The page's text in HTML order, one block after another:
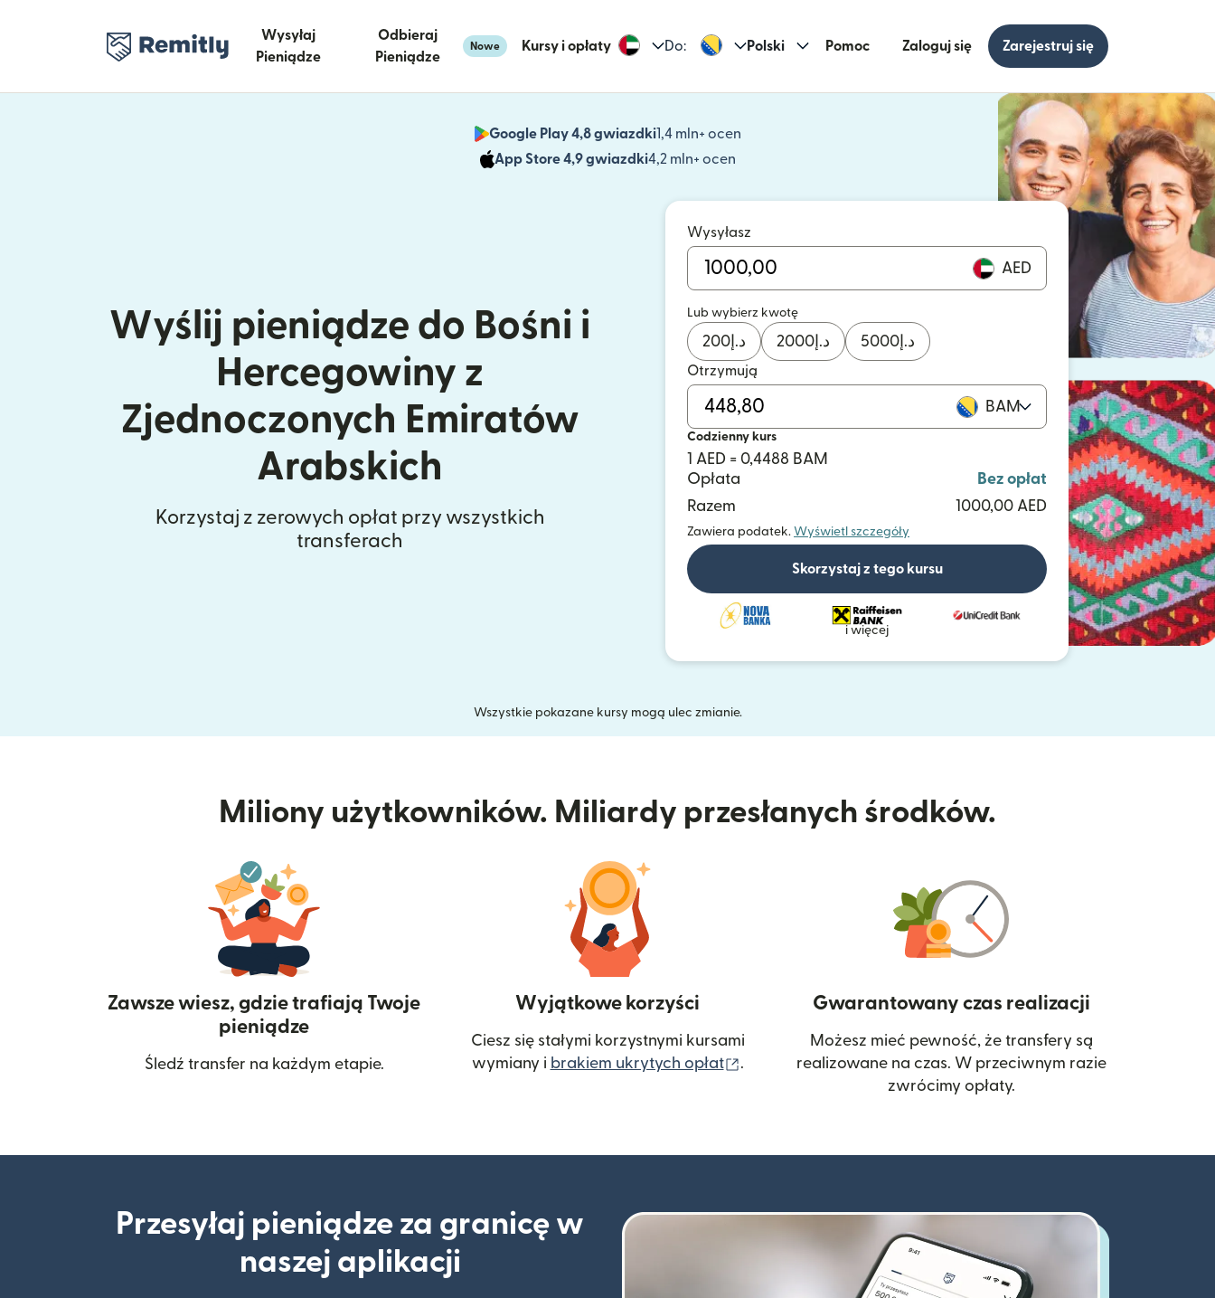
Wysyłaj
Pieniądze
Odbieraj
Pieniądze
Nowe Kursy i opłaty Do: Polski Pomoc Zaloguj się Zarejestruj się
Google Play 4,8 gwiazdki1,4 mln+ ocen
(otwiera się w nowym oknie)
App Store 4,9 gwiazdki4,2 mln+ ocen
(otwiera się w nowym oknie)
Wyślij pieniądze do Bośni i
Hercegowiny z
Zjednoczonych Emiratów
Arabskich
Korzystaj z zerowych opłat przy wszystkich
transferach
Wysyłasz
AED
Lub wybierz kwotę
د.إ 200 د.إ 2000 د.إ 5000
Otrzymują
BAM
Codzienny kurs
1 AED = 0,4488 BAM
Opłata
Bez opłat
Razem
1000,00 AED
Zawiera podatek. Wyświetl szczegóły
Skorzystaj z tego kursu
i więcej
Wszystkie pokazane kursy mogą ulec zmianie.
Miliony użytkowników. Miliardy przesłanych środków.
Zawsze wiesz, gdzie trafiają Twoje
pieniądze
Śledź transfer na każdym etapie.
Wyjątkowe korzyści
Ciesz się stałymi korzystnymi kursami
wymiany i brakiem ukrytych opłat (otwiera się w nowym oknie)
.
Gwarantowany czas realizacji
Możesz mieć pewność, że transfery są
realizowane na czas. W przeciwnym razie
zwrócimy opłaty.
Przesyłaj pieniądze za granicę w
naszej aplikacji